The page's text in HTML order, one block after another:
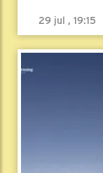
29 jul , 19:15